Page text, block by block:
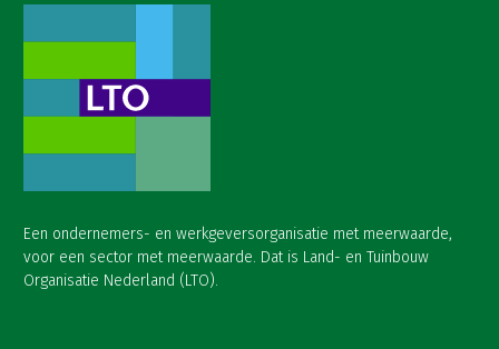
Een ondernemers- en werkgeversorganisatie met meerwaarde,
voor een sector met meerwaarde. Dat is Land- en Tuinbouw
Organisatie Nederland (LTO).